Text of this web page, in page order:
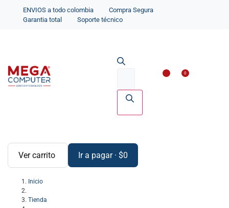
ENVIOS a todo colombia
Compra Segura
Garantia total
Soporte técnico
0
Ver carrito Ir a pagar · $0
Inicio
Tienda